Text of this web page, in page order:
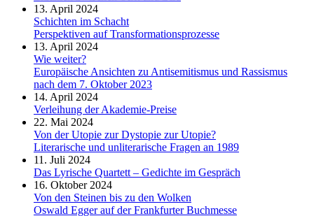
13. April 2024
Schichten im Schacht
Perspektiven auf Transformationsprozesse
13. April 2024
Wie weiter?
Europäische Ansichten zu Antisemitismus und Rassismus
nach dem 7. Oktober 2023
14. April 2024
Verleihung der Akademie-Preise
22. Mai 2024
Von der Utopie zur Dystopie zur Utopie?
Literarische und unliterarische Fragen an 1989
11. Juli 2024
Das Lyrische Quartett – Gedichte im Gespräch
16. Oktober 2024
Von den Steinen bis zu den Wolken
Oswald Egger auf der Frankfurter Buchmesse